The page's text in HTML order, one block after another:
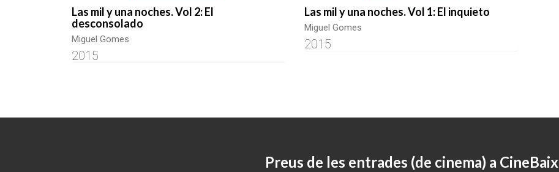
Las mil y una noches. Vol 2: El
desconsolado
Miguel Gomes
2015
Las mil y una noches. Vol 1: El inquieto
Miguel Gomes
2015
Preus de les entrades (de cinema) a CineBaix